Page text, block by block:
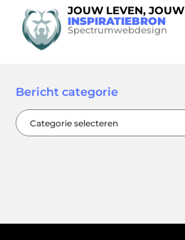
JOUW LEVEN, JOUW
INSPIRATIEBRON
Spectrumwebdesign
Bericht categorie